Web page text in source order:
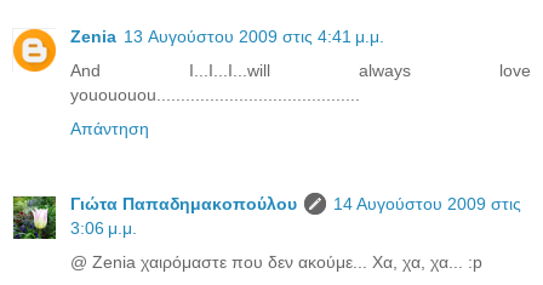
Zenia 13 Αυγούστου 2009 στις 4:41 μ.μ.
And I...I...I...will always love
youououou..........................................
Απάντηση
Γιώτα Παπαδημακοπούλου
14 Αυγούστου 2009 στις
3:06 μ.μ.
@ Zenia χαιρόμαστε που δεν ακούμε... Χα, χα, χα... :p